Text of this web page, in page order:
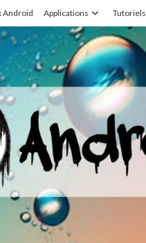
Android Applications Tutoriels